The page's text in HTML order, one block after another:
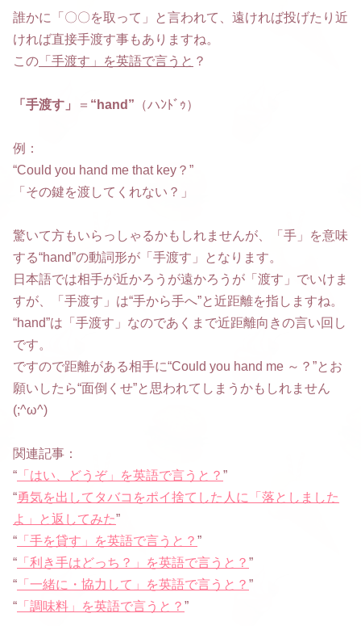
誰かに「〇〇を取って」と言われて、遠ければ投げたり近
ければ直接手渡す事もありますね。
この 「手渡す」を英語で言うと ？
「手渡す」 ＝ “hand” （ハﾝﾄﾞｩ）
例：
“Could you hand me that key？”
「その鍵を渡してくれない？」
驚いて方もいらっしゃるかもしれませんが、「手」を意味
する“hand”の動詞形が「手渡す」となります。
日本語では相手が近かろうが遠かろうが「渡す」でいけま
すが、「手渡す」は“手から手へ”と近距離を指しますね。
“hand”は「手渡す」なのであくまで近距離向きの言い回し
です。
ですので距離がある相手に“Could you hand me ～？”とお
願いしたら“面倒くせ”と思われてしまうかもしれません
(;^ω^)
関連記事：
“ 「はい、どうぞ」を英語で言うと？ ”
“勇気を出してタバコをポイ捨てした人に「落としました
よ」と返してみた”
“ 「手を貸す」を英語で言うと？ ”
“ 「利き手はどっち？」を英語で言うと？ ”
“ 「一緒に・協力して」を英語で言うと？ ”
“ 「調味料」を英語で言うと？ ”